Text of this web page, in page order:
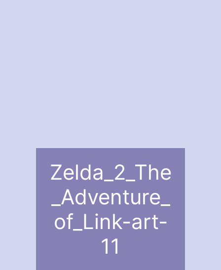
Zelda_2_The
_Adventure_
of_Link-art-
11